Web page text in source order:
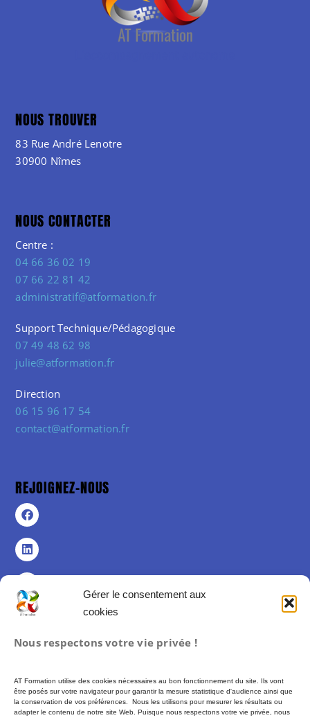
Gérer le consentement aux
cookies
Nous respectons votre vie privée !
AT Formation utilise des cookies nécessaires au bon fonctionnement du site. Ils vont
être posés sur votre navigateur pour garantir la mesure statistique d'audience ainsi que
la conservation de vos préférences. Nous les utilisons pour mesurer les résultats ou
adapter le contenu de notre site Web. Puisque nous respectons votre vie privée, nous
NOUS TROUVER
83 Rue André Lenotre
30900 Nîmes
NOUS CONTACTER
Centre :
04 66 36 02 19
07 66 22 81 42
administratif@atformation.fr
Support Technique/Pédagogique
07 49 48 62 98
julie@atformation.fr
Direction
06 15 96 17 54
contact@atformation.fr
REJOIGNEZ-NOUS
Politique de cookies (UE)
Conditions Générales de Vente